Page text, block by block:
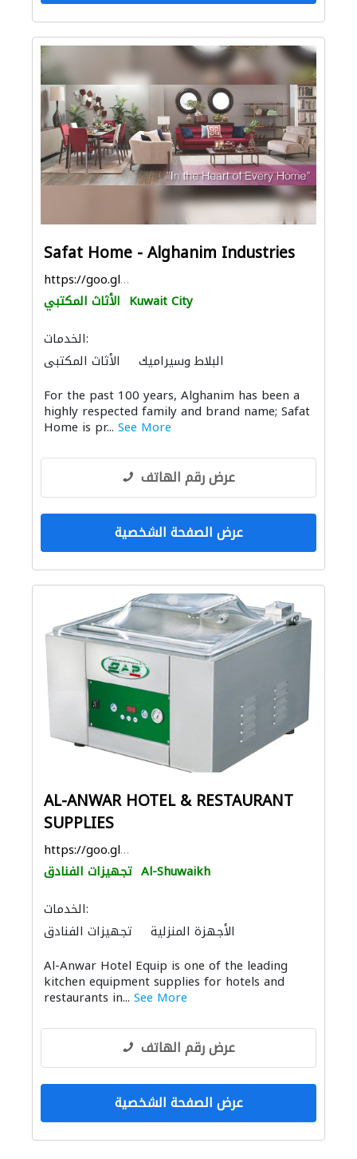
Safat Home - Alghanim Industries
https://goo.gl/maps/Kk68tYF3gqqFa9tx8
الأثاث المكتبي Kuwait City
الخدمات:
الأثاث المكتبي
البلاط وسيراميك
الستائر المواقد والمدافئ
الحمامات والمطابخ
For the past 100 years, Alghanim has been a
highly respected family and brand name; Safat
Home is pr... See More
عرض رقم الهاتف
عرض الصفحة الشخصية
AL-ANWAR HOTEL & RESTAURANT
SUPPLIES
https://goo.gl/maps/6CbGeiighdDQTxgZA
تجهيزات الفنادق Al-Shuwaikh
الخدمات:
تجهيزات الفنادق
الأجهزة المنزلية
Al-Anwar Hotel Equip is one of the leading
kitchen equipment supplies for hotels and
restaurants in... See More
عرض رقم الهاتف
عرض الصفحة الشخصية